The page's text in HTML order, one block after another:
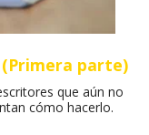
(Primera parte)
que aún no
cómo hacerlo.